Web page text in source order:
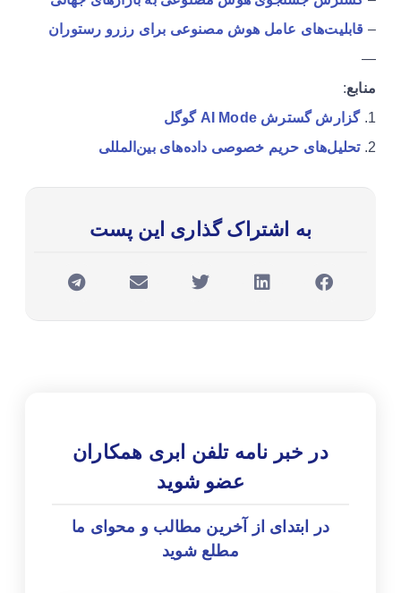
– قابلیت‌های عامل هوش مصنوعی برای رزرو رستوران
—
منابع:
1. گزارش گسترش AI Mode گوگل
2. تحلیل‌های حریم خصوصی داده‌های بین‌المللی
به اشتراک گذاری این پست
در خبر نامه تلفن ابری همکاران
عضو شوید
در ابتدای از آخرین مطالب و محوای ما
مطلع شوید